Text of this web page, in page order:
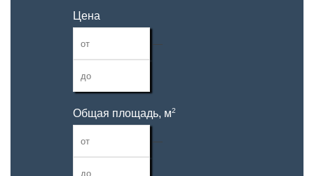
Цена
—
Общая площадь, м2
—